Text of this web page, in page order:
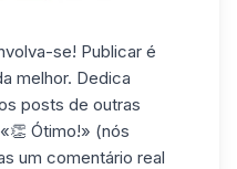
se! Publicar é
melhor. Dedica
posts de outras
Ótimo!» (nós
um comentário real